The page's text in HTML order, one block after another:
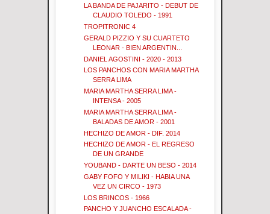
LA BANDA DE PAJARITO - DEBUT DE
CLAUDIO TOLEDO - 1991
TROPITRONIC 4
GERALD PIZZIO Y SU CUARTETO
LEONAR - BIEN ARGENTIN...
DANIEL AGOSTINI - 2020 - 2013
LOS PANCHOS CON MARIA MARTHA
SERRA LIMA
MARIA MARTHA SERRA LIMA -
INTENSA - 2005
MARIA MARTHA SERRA LIMA -
BALADAS DE AMOR - 2001
HECHIZO DE AMOR - DIF. 2014
HECHIZO DE AMOR - EL REGRESO
DE UN GRANDE
YOUBAND - DARTE UN BESO - 2014
GABY FOFO Y MILIKI - HABIA UNA
VEZ UN CIRCO - 1973
LOS BRINCOS - 1966
PANCHO Y JUANCHO ESCALADA -